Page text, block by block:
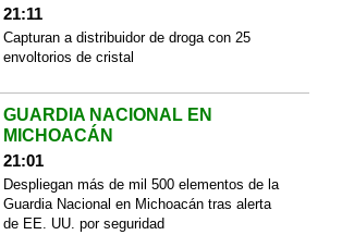
21:11
Capturan a distribuidor de droga con 25
envoltorios de cristal
GUARDIA NACIONAL EN
MICHOACÁN
21:01
Despliegan más de mil 500 elementos de la
Guardia Nacional en Michoacán tras alerta
de EE. UU. por seguridad